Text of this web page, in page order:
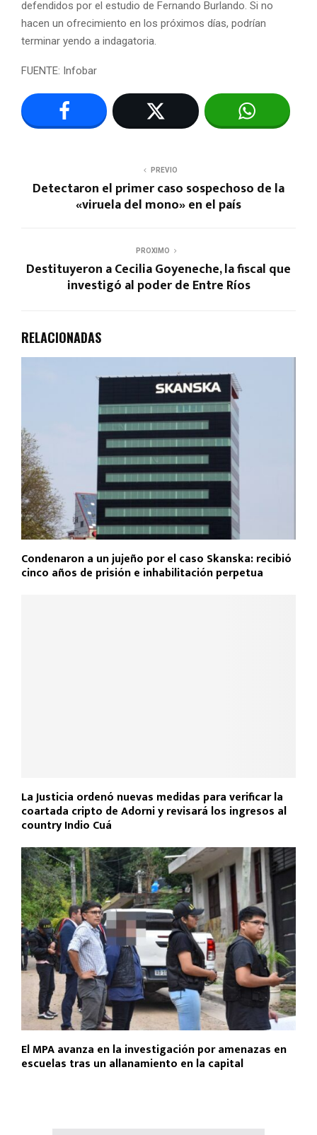
defendidos por el estudio de Fernando Burlando. Si no
hacen un ofrecimiento en los próximos días, podrían
terminar yendo a indagatoria.
FUENTE: Infobar
PREVIO
Detectaron el primer caso sospechoso de la
«viruela del mono» en el país
PROXIMO
Destituyeron a Cecilia Goyeneche, la fiscal que
investigó al poder de Entre Ríos
RELACIONADAS
Condenaron a un jujeño por el caso Skanska: recibió
cinco años de prisión e inhabilitación perpetua
La Justicia ordenó nuevas medidas para verificar la
coartada cripto de Adorni y revisará los ingresos al
country Indio Cuá
El MPA avanza en la investigación por amenazas en
escuelas tras un allanamiento en la capital